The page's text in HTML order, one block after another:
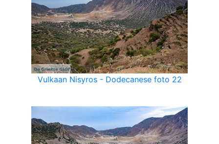
Vulkaan Nisyros - Dodecanese foto 22